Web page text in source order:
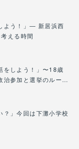
よう！」― 新居浜西
える時間
をしよう！」〜18歳
治参加と選挙のルー…
？」今回は下灘小学校